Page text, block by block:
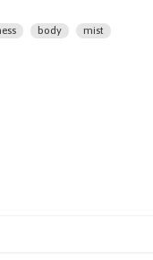
33 (CI 17200),
body
mist